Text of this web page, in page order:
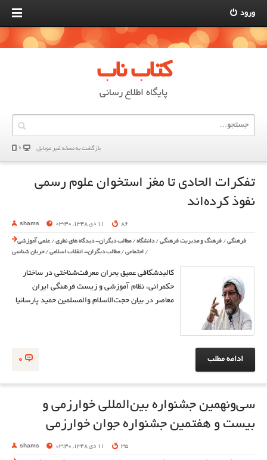
ورود
کتاب ناب
پایگاه اطلاع رسانی
بازگشت به نسخه غير موبایل
تفکرات الحادی تا مغز استخوان علوم رسمی
نفوذ کرده‌اند
shams 11 دی 1348, 03:30 86
فرهنگی / فرهنگ و مدیریت فرهنگی /دانشگاه /مطالب دیگران- دیدگاه های نظری / علمی آموزشی
/ اجتماعی /مطالب دیگران- انقلاب اسلامی /جریان شناسی
کالبدشکافی عمیق بحران معرفت‌شناختی در ساختار
حکمرانی، نظام آموزشی و زیست فرهنگی ایران
معاصر در بیان حجت‌الاسلام والمسلمین حمید پارسانیا
0 ادامه مطلب
سی‌ونهمین جشنواره بین‌المللی خوارزمی و
بیست و هفتمین جشنواره جوان خوارزمی
shams 11 دی 1348, 03:30 35